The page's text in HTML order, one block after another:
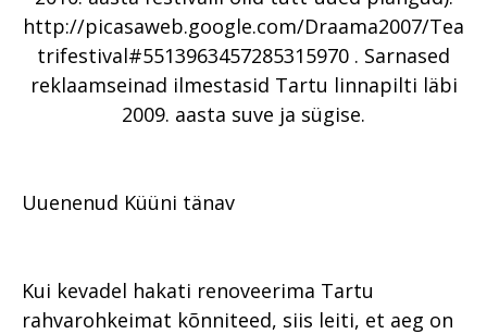
http://picasaweb.google.com/Draama2007/Tea
trifestival#5513963457285315970 . Sarnased
reklaamseinad ilmestasid Tartu linnapilti läbi
2009. aasta suve ja sügise.
Uuenenud Küüni tänav
Kui kevadel hakati renoveerima Tartu
rahvarohkeimat kõnniteed, siis leiti, et aeg on